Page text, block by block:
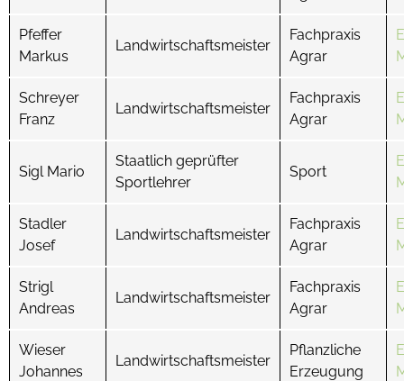
Pfeffer
Markus
Landwirtschaftsmeister
Fachpraxis
Agrar
Schreyer
Franz
Landwirtschaftsmeister
Fachpraxis
Agrar
Sigl Mario
Staatlich geprüfter
Sportlehrer
Sport
Stadler
Josef
Landwirtschaftsmeister
Fachpraxis
Agrar
Strigl
Andreas
Landwirtschaftsmeister
Fachpraxis
Agrar
Wieser
Johannes
Landwirtschaftsmeister
Pflanzliche
Erzeugung